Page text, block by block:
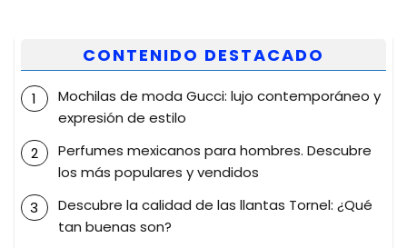
CONTENIDO DESTACADO
Mochilas de moda Gucci: lujo contemporáneo y
expresión de estilo
Perfumes mexicanos para hombres. Descubre
los más populares y vendidos
Descubre la calidad de las llantas Tornel: ¿Qué
tan buenas son?